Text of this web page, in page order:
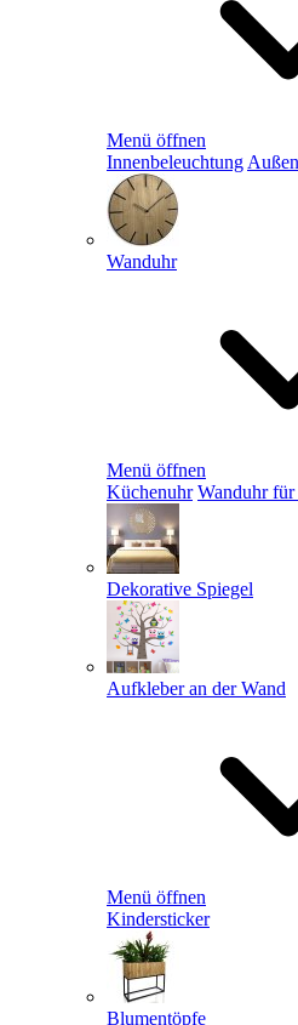
Menü öffnen
Innenbeleuchtung
Wanduhr
Menü öffnen
Küchenuhr Wanduhr
Dekorative Spiegel
Aufkleber an der Wand
Menü öffnen
Kindersticker
Blumentöpfe